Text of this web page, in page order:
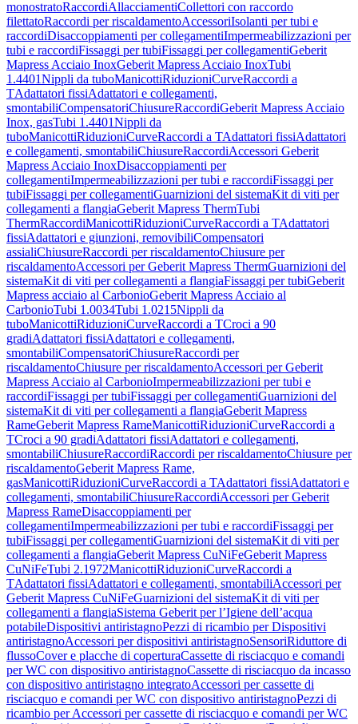
monostratoRaccordiAllacciamentiCollettori con raccordo
filettatoRaccordi per riscaldamentoAccessoriIsolanti per tubi e
raccordiDisaccoppiamenti per collegamentiImpermeabilizzazioni per
tubi e raccordiFissaggi per tubiFissaggi per collegamentiGeberit
Mapress Acciaio InoxGeberit Mapress Acciaio InoxTubi
1.4401Nippli da tuboManicottiRiduzioniCurveRaccordi a
TAdattatori fissiAdattatori e collegamenti,
smontabiliCompensatoriChiusureRaccordiGeberit Mapress Acciaio
Inox, gasTubi 1.4401Nippli da
tuboManicottiRiduzioniCurveRaccordi a TAdattatori fissiAdattatori
e collegamenti, smontabiliChiusureRaccordiAccessori Geberit
Mapress Acciaio InoxDisaccoppiamenti per
collegamentiImpermeabilizzazioni per tubi e raccordiFissaggi per
tubiFissaggi per collegamentiGuarnizioni del sistemaKit di viti per
collegamenti a flangiaGeberit Mapress ThermTubi
ThermRaccordiManicottiRiduzioniCurveRaccordi a TAdattatori
fissiAdattatori e giunzioni, removibiliCompensatori
assialiChiusureRaccordi per riscaldamentoChiusure per
riscaldamentoAccessori per Geberit Mapress ThermGuarnizioni del
sistemaKit di viti per collegamenti a flangiaFissaggi per tubiGeberit
Mapress acciaio al CarbonioGeberit Mapress Acciaio al
CarbonioTubi 1.0034Tubi 1.0215Nippli da
tuboManicottiRiduzioniCurveRaccordi a TCroci a 90
gradiAdattatori fissiAdattatori e collegamenti,
smontabiliCompensatoriChiusureRaccordi per
riscaldamentoChiusure per riscaldamentoAccessori per Geberit
Mapress Acciaio al CarbonioImpermeabilizzazioni per tubi e
raccordiFissaggi per tubiFissaggi per collegamentiGuarnizioni del
sistemaKit di viti per collegamenti a flangiaGeberit Mapress
RameGeberit Mapress RameManicottiRiduzioniCurveRaccordi a
TCroci a 90 gradiAdattatori fissiAdattatori e collegamenti,
smontabiliChiusureRaccordiRaccordi per riscaldamentoChiusure per
riscaldamentoGeberit Mapress Rame,
gasManicottiRiduzioniCurveRaccordi a TAdattatori fissiAdattatori e
collegamenti, smontabiliChiusureRaccordiAccessori per Geberit
Mapress RameDisaccoppiamenti per
collegamentiImpermeabilizzazioni per tubi e raccordiFissaggi per
tubiFissaggi per collegamentiGuarnizioni del sistemaKit di viti per
collegamenti a flangiaGeberit Mapress CuNiFeGeberit Mapress
CuNiFeTubi 2.1972ManicottiRiduzioniCurveRaccordi a
TAdattatori fissiAdattatori e collegamenti, smontabiliAccessori per
Geberit Mapress CuNiFeGuarnizioni del sistemaKit di viti per
collegamenti a flangiaSistema Geberit per l’Igiene dell’acqua
potabileDispositivi antiristagnoPezzi di ricambio per Dispositivi
antiristagnoAccessori per dispositivi antiristagnoSensoriRiduttore di
flussoCover e placche di coperturaCassette di risciacquo e comandi
per WC con dispositivo antiristagnoCassette di risciacquo da incasso
con dispositivo antiristagno integratoAccessori per cassette di
risciacquo e comandi per WC con dispositivo antiristagnoPezzi di
ricambio per Accessori per cassette di risciacquo e comandi per WC